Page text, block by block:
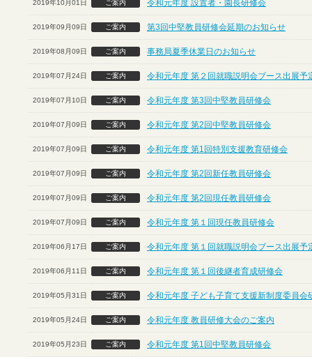
2019年10月01日 ご案内 令和元年度 設置者・園長研修会
2019年09月09日 ご案内 第3回中堅教員研修会延期のお知らせ
2019年08月09日 ご案内 事務局夏季休業日のお知らせ
2019年07月24日 ご案内 令和元年度 第２回就職説明会ブース出展
2019年07月10日 ご案内 令和元年度 第3回中堅教員研修会
2019年07月09日 ご案内 令和元年度 第2回中堅教員研修会
2019年07月09日 ご案内 令和元年度 第1回特別支援教育研修会
2019年07月09日 ご案内 令和元年度 第2回新任教員研修会
2019年07月09日 ご案内 令和元年度 第2回現任教員研修会
2019年07月09日 ご案内 令和元年度 第１回現任教員研修会
2019年06月17日 ご案内 令和元年度 第１回就職説明会ブース出展予
2019年06月11日 ご案内 令和元年度 第１回後継者育成研修会
2019年05月31日 ご案内 令和元年度 子ども子育て支援新制度委員会
2019年05月24日 ご案内 令和元年度 教員研修大会のご案内
2019年05月23日 ご案内 令和元年度 第1回中堅教員研修会